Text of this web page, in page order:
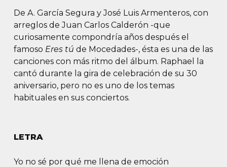
De A. García Segura y José Luis Armenteros, con
arreglos de Juan Carlos Calderón -que
curiosamente compondría años después el
famoso Eres tú de Mocedades-, ésta es una de las
canciones con más ritmo del álbum. Raphael la
cantó durante la gira de celebración de su 30
aniversario, pero no es uno de los temas
habituales en sus conciertos.
LETRA
Yo no sé por qué me llena de emoción